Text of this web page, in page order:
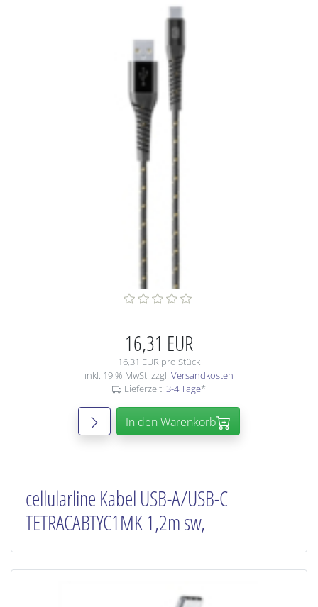
16,31 EUR
16,31 EUR pro Stück
inkl. 19 % MwSt. zzgl. Versandkosten
Lieferzeit: 3-4 Tage*
In den Warenkorb
cellularline Kabel USB-A/USB-C
TETRACABTYC1MK 1,2m sw,